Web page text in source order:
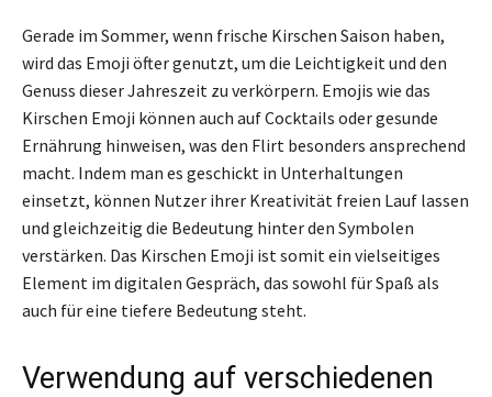
Gerade im Sommer, wenn frische Kirschen Saison haben,
wird das Emoji öfter genutzt, um die Leichtigkeit und den
Genuss dieser Jahreszeit zu verkörpern. Emojis wie das
Kirschen Emoji können auch auf Cocktails oder gesunde
Ernährung hinweisen, was den Flirt besonders ansprechend
macht. Indem man es geschickt in Unterhaltungen
einsetzt, können Nutzer ihrer Kreativität freien Lauf lassen
und gleichzeitig die Bedeutung hinter den Symbolen
verstärken. Das Kirschen Emoji ist somit ein vielseitiges
Element im digitalen Gespräch, das sowohl für Spaß als
auch für eine tiefere Bedeutung steht.
Verwendung auf verschiedenen